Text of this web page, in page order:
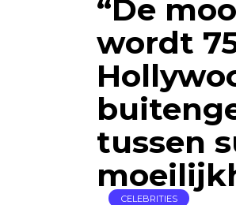
“De
wordt
tussen
CELEBRITIES